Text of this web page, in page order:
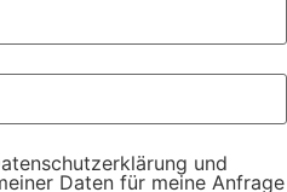
und
Daten für meine Anfrage